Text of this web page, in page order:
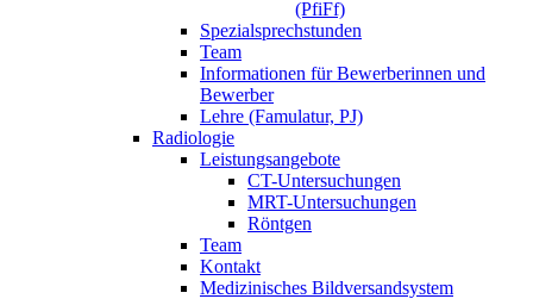
(PfiFf)
Spezialsprechstunden
Team
Informationen für Bewerberinnen und
Bewerber
Lehre (Famulatur, PJ)
Radiologie
Leistungsangebote
CT-Untersuchungen
MRT-Untersuchungen
Röntgen
Team
Kontakt
Medizinisches Bildversandsystem